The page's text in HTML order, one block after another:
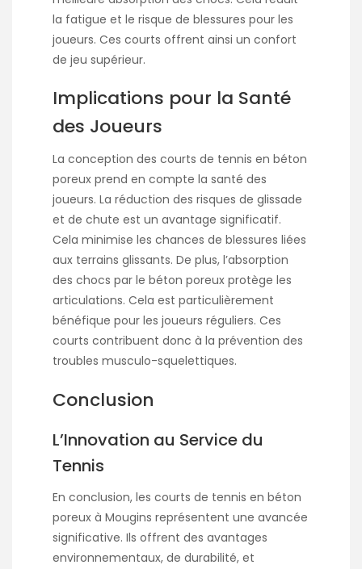
la fatigue et le risque de blessures pour les
joueurs. Ces courts offrent ainsi un confort
de jeu supérieur.
Implications pour la Santé
des Joueurs
La conception des courts de tennis en béton
poreux prend en compte la santé des
joueurs. La réduction des risques de glissade
et de chute est un avantage significatif.
Cela minimise les chances de blessures liées
aux terrains glissants. De plus, l’absorption
des chocs par le béton poreux protège les
articulations. Cela est particulièrement
bénéfique pour les joueurs réguliers. Ces
courts contribuent donc à la prévention des
troubles musculo-squelettiques.
Conclusion
L’Innovation au Service du
Tennis
En conclusion, les courts de tennis en béton
poreux à Mougins représentent une avancée
significative. Ils offrent des avantages
environnementaux, de durabilité, et